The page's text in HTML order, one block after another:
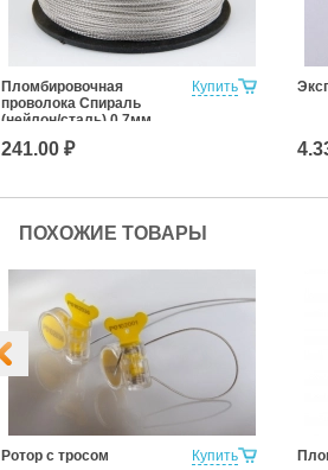
Купить
Пломбировочная
проволока Спираль
(нейлон/сталь) 0,7мм,
241.00 ₽
ПОХОЖИЕ ТОВАРЫ
Купить
Ротор с тросом